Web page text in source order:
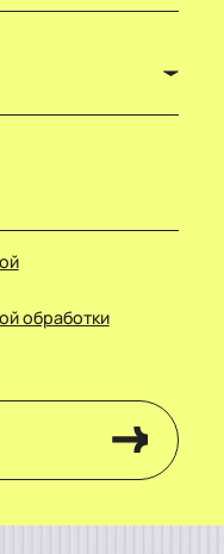
обработки